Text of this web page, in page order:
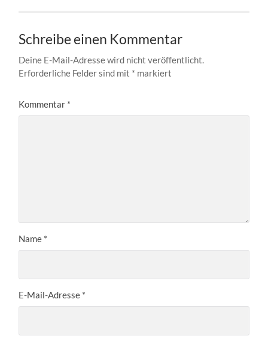
Schreibe einen Kommentar
Deine E-Mail-Adresse wird nicht veröffentlicht.
Erforderliche Felder sind mit * markiert
Kommentar *
Name *
E-Mail-Adresse *